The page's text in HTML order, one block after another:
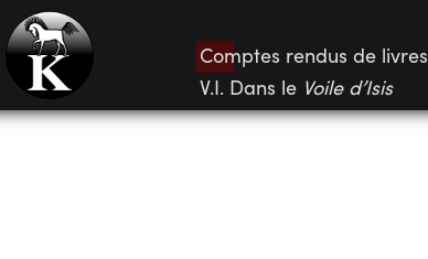
Comptes rendus de livres
V.I. Dans le Voile d’Isis